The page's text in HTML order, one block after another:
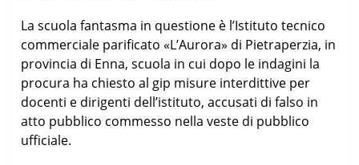
La scuola fantasma in questione è l’Istituto tecnico
commerciale parificato «L’Aurora» di Pietraperzia, in
provincia di Enna, scuola in cui dopo le indagini la
procura ha chiesto al gip misure interdittive per
docenti e dirigenti dell’istituto, accusati di falso in
atto pubblico commesso nella veste di pubblico
ufficiale.